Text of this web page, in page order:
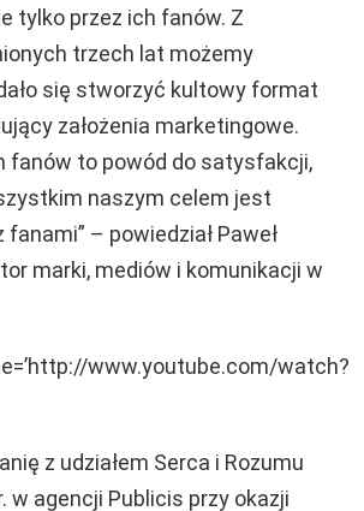
tylko przez ich fanów. Z
trzech lat możemy
się stworzyć kultowy format
założenia marketingowe.
fanów to powód do satysfakcji,
naszym celem jest
– powiedział Paweł
marki, mediów i komunikacji w
www.youtube.com/watch?
z udziałem Serca i Rozumu
w agencji Publicis przy okazji